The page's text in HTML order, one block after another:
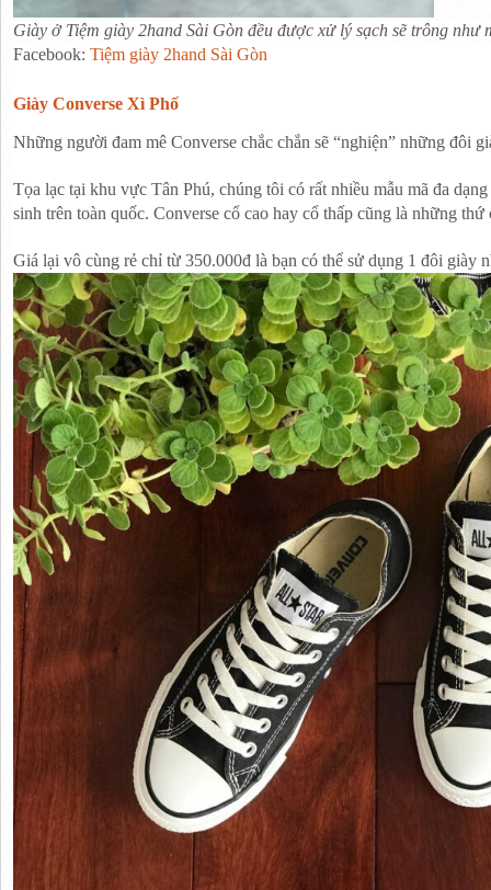
Giày ở Tiệm giày 2hand Sài Gòn đều được xử lý sạch sẽ trông như
Facebook: Tiệm giày 2hand Sài Gòn
Giày Converse Xì Phố
Những người đam mê Converse chắc chắn sẽ “nghiện” những đôi
Tọa lạc tại khu vực Tân Phú, chúng tôi có rất nhiều mẫu mã đa
sinh trên toàn quốc. Converse cổ cao hay cổ thấp cũng là những thứ
Giá lại vô cùng rẻ chỉ từ 350.000đ là bạn có thể sử dụng 1 đôi giày